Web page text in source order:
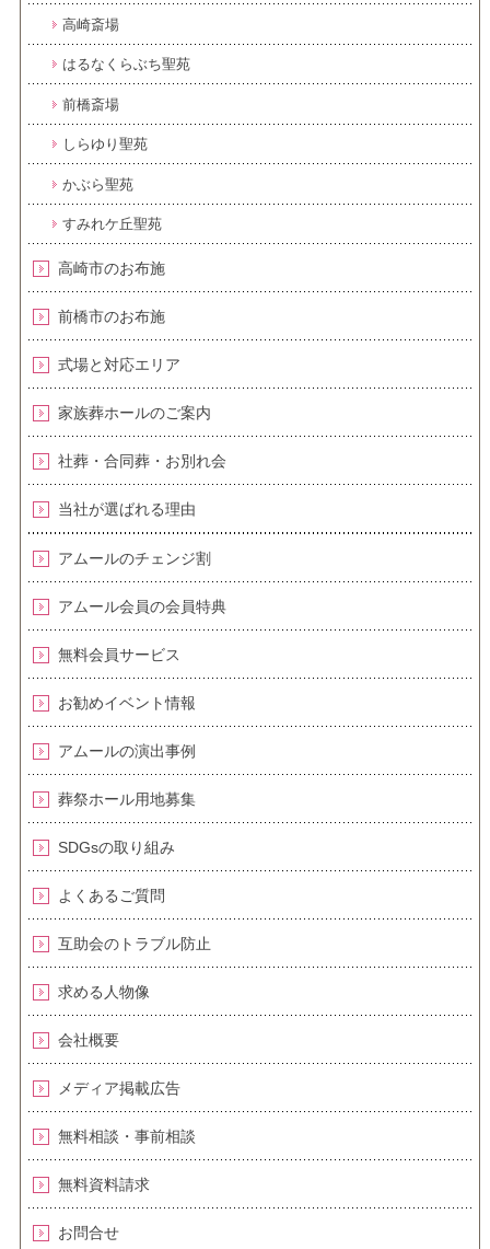
高崎斎場
はるなくらぶち聖苑
前橋斎場
しらゆり聖苑
かぶら聖苑
すみれケ丘聖苑
高崎市のお布施
前橋市のお布施
式場と対応エリア
家族葬ホールのご案内
社葬・合同葬・お別れ会
当社が選ばれる理由
アムールのチェンジ割
アムール会員の会員特典
無料会員サービス
お勧めイベント情報
アムールの演出事例
葬祭ホール用地募集
SDGsの取り組み
よくあるご質問
互助会のトラブル防止
求める人物像
会社概要
メディア掲載広告
無料相談・事前相談
無料資料請求
お問合せ